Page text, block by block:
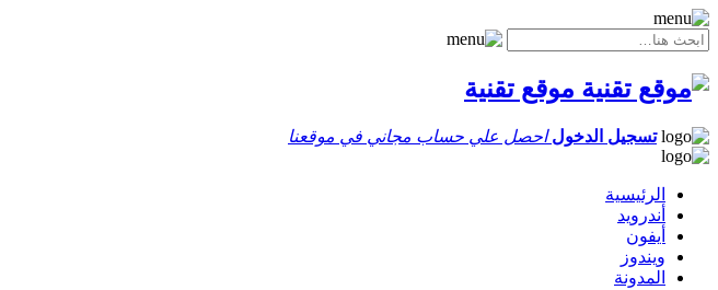
موقع تقنية
تسجيل الدخول احصل علي حساب مجاني في موقعنا
الرئيسية
أندرويد
أيفون
ويندوز
المدونة